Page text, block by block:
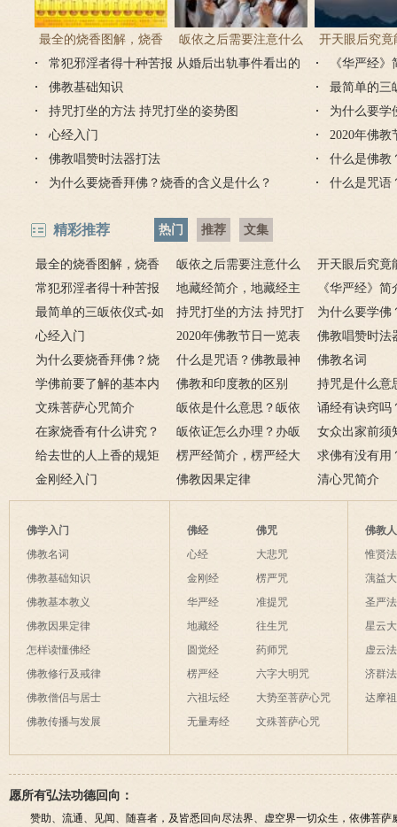
最全的烧香图解，烧香
有何含义与讲究？
皈依之后需要注意什么
吗 皈依佛门后的注意事
开天眼后究竟
么？
常犯邪淫者得十种苦报 从婚后出轨事件看出的
因果报应
《华严经
佛教基础知识
最简单的三
持咒打坐的方法 持咒打坐的姿势图
为什么要学
心经入门
2020年佛教
佛教唱赞时法器打法
什么是佛教
为什么要烧香拜佛？烧香的含义是什么？
什么是咒语
精彩推荐 热门 推荐 文集
最全的烧香图解，烧香
有何含义与讲究？
皈依之后需要注意什么
吗 皈依佛门后的注意事
项
开天眼后究竟
么？
常犯邪淫者得十种苦报
从婚后出轨事件看出的因
果报应
地藏经简介，地藏经主
要讲什么？
《华严经》简
广佛华严经讲
最简单的三皈依仪式-如
何授三皈五戒居士仪轨
持咒打坐的方法 持咒打
坐的姿势图
为什么要学佛
用呢？
心经入门 2020年佛教节日一览表
佛教唱赞时法
为什么要烧香拜佛？烧
香的含义是什么？
什么是咒语？佛教最神
奇的九个咒语
佛教名词
学佛前要了解的基本内
容
佛教和印度教的区别
持咒是什么意
持咒？
文殊菩萨心咒简介
皈依是什么意思？皈依
三宝又是什么意思？
诵经有诀窍吗
十二条诀窍
在家烧香有什么讲究？
一些禁忌千万不要触
碰！
皈依证怎么办理？办皈
依证后的忌讳是什么？
女众出家前须
只有一次出家
给去世的人上香的规矩
楞严经简介，楞严经大
致在讲什么？
求佛有没有用
说佛菩萨可以
金刚经入门 佛教因果定律 清心咒简介
佛学入门
佛教名词
佛教基础知识
佛教基本教义
佛教因果定律
怎样读懂佛经
佛教修行及戒律
佛教僧侣与居士
佛教传播与发展
佛经
心经
金刚经
华严经
地藏经
圆觉经
楞严经
六祖坛经
无量寿经
佛咒
大悲咒
楞严咒
准提咒
往生咒
药师咒
六字大明咒
大势至菩萨心咒
文殊菩萨心咒
佛教
惟贤
蕅益
圣严
星云
虚云
济群
达摩
愿所有弘法功德回向：
赞助、流通、见闻、随喜者，及皆悉回向尽法界、虚空界一切众生，依佛菩